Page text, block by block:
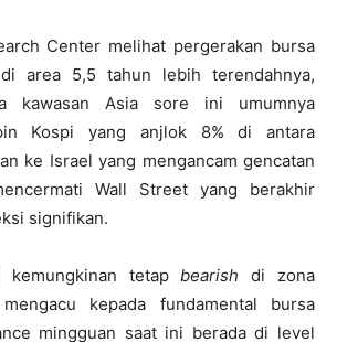
Center melihat pergerakan bursa
di area 5,5 tahun lebih terendahnya,
kawasan Asia sore ini umumnya
Kospi yang anjlok 8% di antara
ke Israel yang mengancam gencatan
Wall Street yang berakhir
signifikan.
kemungkinan tetapbearish di zona
kepada fundamental bursa
mingguan saat ini berada di level